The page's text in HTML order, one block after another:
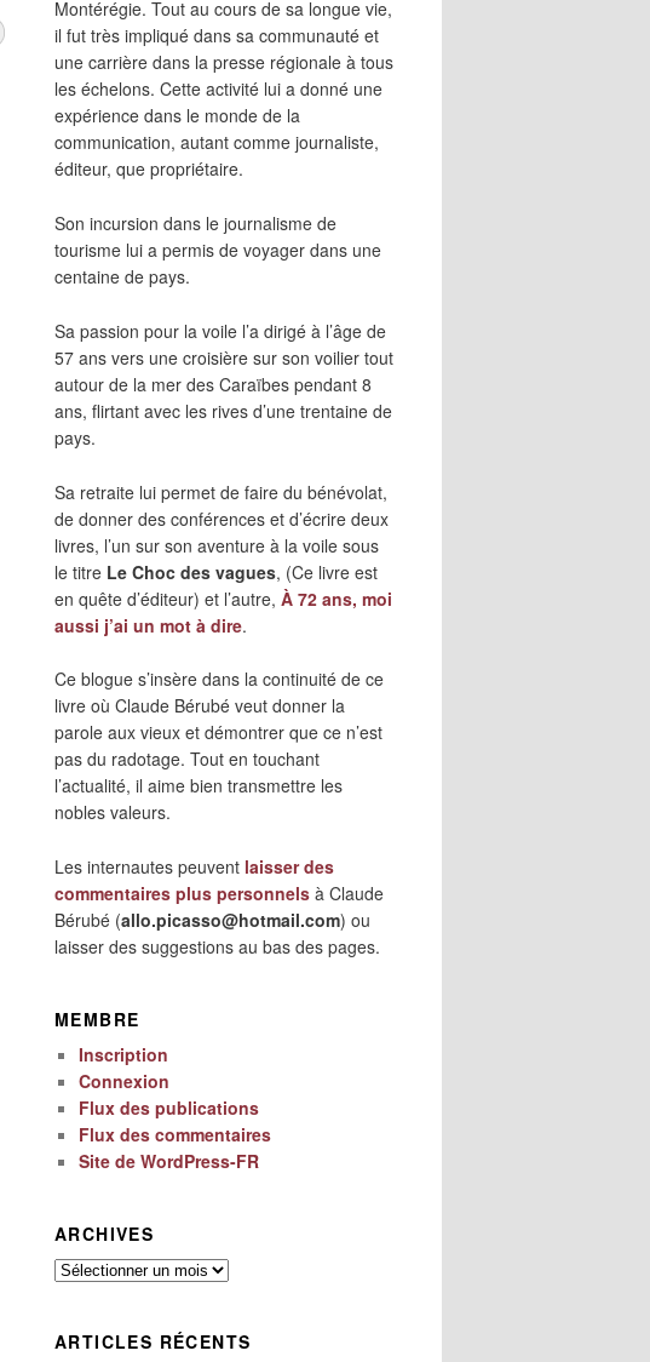
Montérégie. Tout au cours de sa longue vie,
il fut très impliqué dans sa communauté et
une carrière dans la presse régionale à tous
les échelons. Cette activité lui a donné une
expérience dans le monde de la
communication, autant comme journaliste,
éditeur, que propriétaire.
Son incursion dans le journalisme de
tourisme lui a permis de voyager dans une
centaine de pays.
Sa passion pour la voile l’a dirigé à l’âge de
57 ans vers une croisière sur son voilier tout
autour de la mer des Caraïbes pendant 8
ans, flirtant avec les rives d’une trentaine de
pays.
Sa retraite lui permet de faire du bénévolat,
de donner des conférences et d’écrire deux
livres, l’un sur son aventure à la voile sous
le titre Le Choc des vagues, (Ce livre est
en quête d’éditeur) et l’autre, À 72 ans, moi
aussi j’ai un mot à dire.
Ce blogue s’insère dans la continuité de ce
livre où Claude Bérubé veut donner la
parole aux vieux et démontrer que ce n’est
pas du radotage. Tout en touchant
l’actualité, il aime bien transmettre les
nobles valeurs.
Les internautes peuvent laisser des
commentaires plus personnels à Claude
Bérubé (allo.picasso@hotmail.com) ou
laisser des suggestions au bas des pages.
MEMBRE
Inscription
Connexion
Flux des publications
Flux des commentaires
Site de WordPress-FR
ARCHIVES
Archives
ARTICLES RÉCENTS